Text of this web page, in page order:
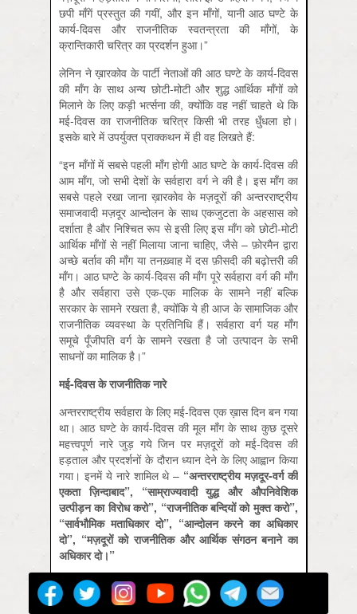
छपी माँगें प्रस्तुत की गयीं, और इन माँगों, यानी आठ घण्टे के
कार्य-दिवस और राजनीतिक स्वतन्त्रता की माँगों, के
क्रान्तिकारी चरित्र का प्रदर्शन हुआ।”
लेनिन ने ख़ारकोव के पार्टी नेताओं की आठ घण्टे के कार्य-दिवस
की माँग के साथ अन्य छोटी-मोटी और शुद्ध आर्थिक माँगों को
मिलाने के लिए कड़ी भर्त्सना की, क्योंकि वह नहीं चाहते थे कि
मई-दिवस का राजनीतिक चरित्र किसी भी तरह धुँधला हो।
इसके बारे में उपर्युक्त प्राक्कथन में ही वह लिखते हैं:
“इन माँगों में सबसे पहली माँग होगी आठ घण्टे के कार्य-दिवस की
आम माँग, जो सभी देशों के सर्वहारा वर्ग ने की है। इस माँग का
सबसे पहले रखा जाना ख़ारकोव के मज़दूरों की अन्तरराष्ट्रीय
समाजवादी मज़दूर आन्दोलन के साथ एकजुटता के अहसास को
दर्शाता है और निश्चित रूप से इसी लिए इस माँग को छोटी-मोटी
आर्थिक माँगों से नहीं मिलाया जाना चाहिए, जैसे – फ़ोरमैन द्वारा
अच्छे बर्ताव की माँग या तनख़्वाह में दस फ़ीसदी की बढ़ोत्तरी की
माँग। आठ घण्टे के कार्य-दिवस की माँग पूरे सर्वहारा वर्ग की माँग
है और सर्वहारा उसे एक-एक मालिक के सामने नहीं बल्कि
सरकार के सामने रखता है, क्योंकि ये ही आज के सामाजिक और
राजनीतिक व्यवस्था के प्रतिनिधि हैं। सर्वहारा वर्ग यह माँग
समूचे पूँजीपति वर्ग के सामने रखता है जो उत्पादन के सभी
साधनों का मालिक है।”
मई-दिवस के राजनीतिक नारे
अन्तरराष्ट्रीय सर्वहारा के लिए मई-दिवस एक ख़ास दिन बन गया
था। आठ घण्टे के कार्य-दिवस की मूल माँग के साथ कुछ दूसरे
महत्त्वपूर्ण नारे जुड़ गये जिन पर मज़दूरों को मई-दिवस की
हड़ताल और प्रदर्शनों के दौरान ध्यान देने के लिए आह्वान किया
गया। इनमें ये नारे शामिल थे – “अन्तरराष्ट्रीय मज़दूर-वर्ग की
एकता ज़िन्दाबाद”, “साम्राज्यवादी युद्ध और औपनिवेशिक
उत्पीड़न का विरोध करो”, “राजनीतिक बन्दियों को मुक्त करो”,
“सार्वभौमिक मताधिकार दो”, “आन्दोलन करने का अधिकार
दो”, “मज़दूरों को राजनीतिक और आर्थिक संगठन बनाने का
अधिकार दो।”
पुरानी इण्टरनेशनल में मई-दिवस के प्रश्न पर आखि़री बार
1904 में एम्सटर्डम कांग्रेस में विचार हुआ था। मई-दिवस के